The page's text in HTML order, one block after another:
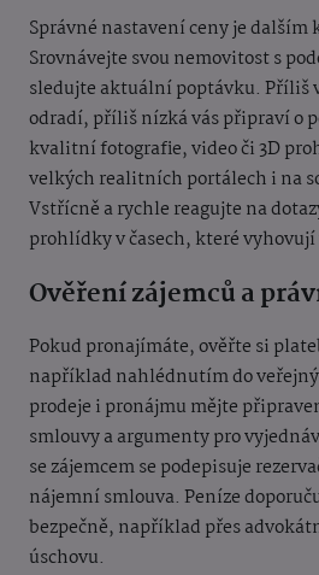
Správné nastavení ceny je dalším
Srovnávejte svou nemovitost s
sledujte aktuální poptávku. Příliš
odradí, příliš nízká vás připraví o
kvalitní fotografie, video či 3D
velkých realitních portálech i na
Vstřícně a rychle reagujte na
prohlídky v časech, které
Ověření zájemců a
Pokud pronajímáte, ověřte si
například nahlédnutím do
prodeje i pronájmu mějte
smlouvy a argumenty pro
se zájemcem se podepisuje
nájemní smlouva. Peníze
bezpečně, například přes
úschovu.